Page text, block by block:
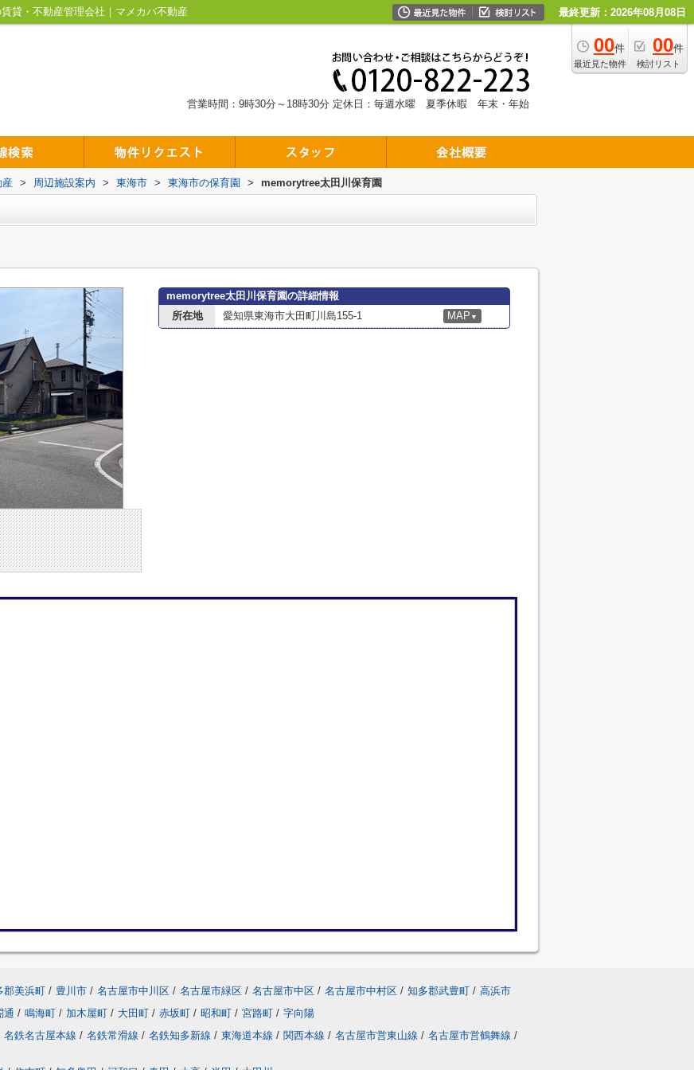
貸・不動産管理会社｜マメカバ不動産 最終更新：2026年08月08日
00件
最近見た物件
00件
検討リスト
営業時間：9時30分～18時30分 定休日：毎週水曜 夏季休暇 年末・年始
産 > 周辺施設案内 > 東海市 > 東海市の保育園 > memorytree太田川保育園
memorytree太田川保育園の詳細情報
所在地
愛知県東海市大田町川島155-1 MAP ▼
郡美浜町 / 豊川市 / 名古屋市中川区 / 名古屋市緑区 / 名古屋市中区 / 名古屋市中村区 / 知多郡武豊町 / 高浜市
通 / 鳴海町 / 加木屋町 / 大田町 / 赤坂町 / 昭和町 / 宮路町 / 字向陽
名鉄名古屋本線 / 名鉄常滑線 / 名鉄知多新線 / 東海道本線 / 関西本線 / 名古屋市営東山線 / 名古屋市営鶴舞線 /